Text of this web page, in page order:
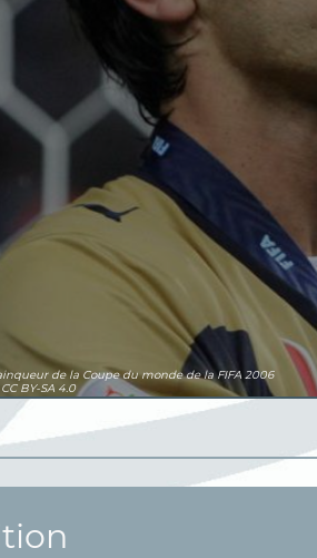
de la Coupe du monde de la FIFA 2006
CC BY-SA 4.0